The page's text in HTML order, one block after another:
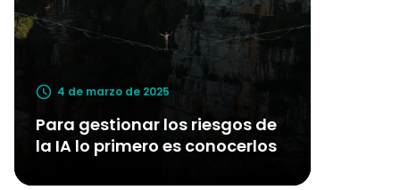
4 de marzo de 2025
Para gestionar los riesgos de
la IA lo primero es conocerlos